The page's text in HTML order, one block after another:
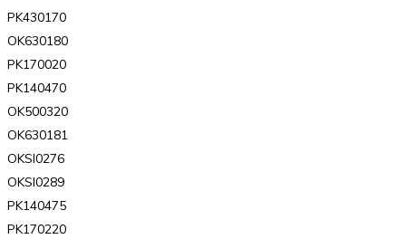
PK430170
OK630180
PK170020
PK140470
OK500320
OK630181
OKSI0276
OKSI0289
PK140475
PK170220